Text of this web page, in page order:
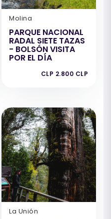
Molina
PARQUE NACIONAL
RADAL SIETE TAZAS
- BOLSÓN VISITA
POR EL DÍA
CLP 2.800 CLP
La Unión